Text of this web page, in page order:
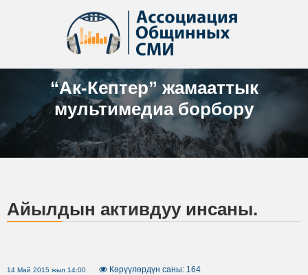
“Ак-Кептер” жамааттык
мультимедиа борбору
Айылдын активдуу инсаны.
14 Май 2015 жыл 14:00 Көрүүлөрдүн саны: 164